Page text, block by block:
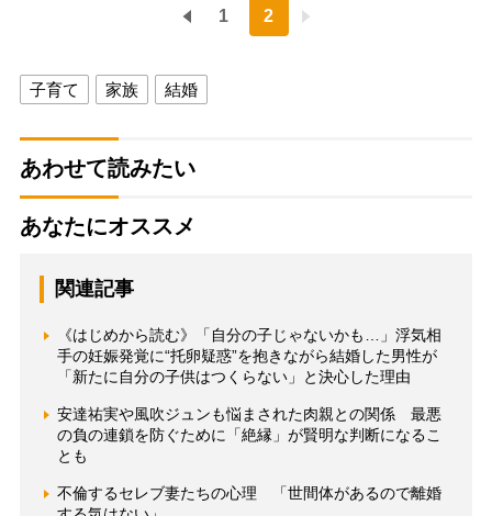
1 2
子育て 家族 結婚
あわせて読みたい
あなたにオススメ
関連記事
《はじめから読む》「自分の子じゃないかも…」浮気相
手の妊娠発覚に“托卵疑惑”を抱きながら結婚した男性が
「新たに自分の子供はつくらない」と決心した理由
安達祐実や風吹ジュンも悩まされた肉親との関係 最悪
の負の連鎖を防ぐために「絶縁」が賢明な判断になるこ
とも
不倫するセレブ妻たちの心理 「世間体があるので離婚